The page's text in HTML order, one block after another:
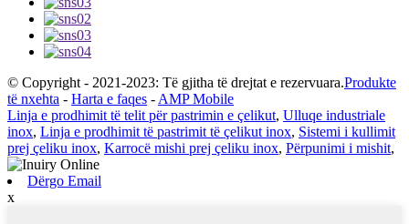
© Copyright - 2021-2023: Të gjitha të drejtat e rezervuara.Produkte
të nxehta - Harta e faqes - AMP Mobile
Linja e prodhimit të telit për pastrimin e çelikut, Ulluqe industriale
inox, Linja e prodhimit të pastrimit të çelikut inox, Sistemi i kullimit
prej çeliku inox, Karrocë mishi prej çeliku inox, Përpunimi i mishit,
Dërgo Email
x